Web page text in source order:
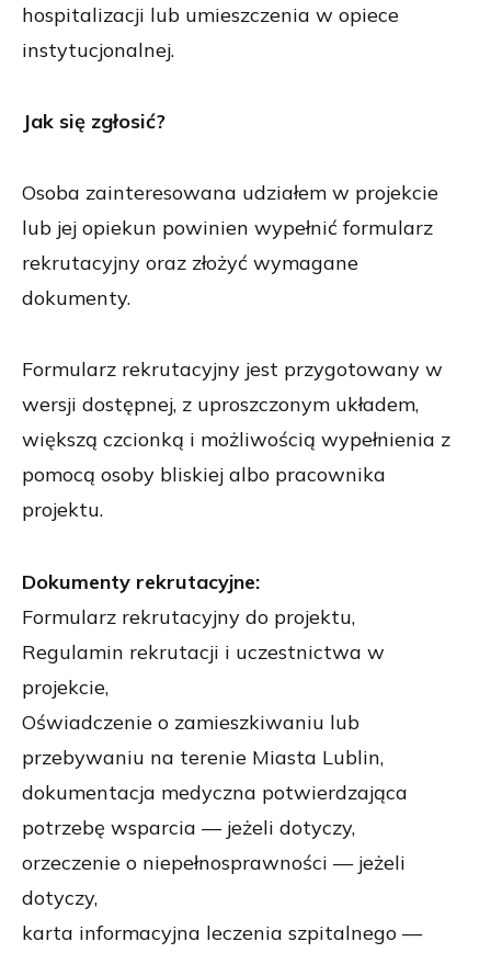
hospitalizacji lub umieszczenia w opiece
instytucjonalnej.
Jak się zgłosić?
Osoba zainteresowana udziałem w projekcie
lub jej opiekun powinien wypełnić formularz
rekrutacyjny oraz złożyć wymagane
dokumenty.
Formularz rekrutacyjny jest przygotowany w
wersji dostępnej, z uproszczonym układem,
większą czcionką i możliwością wypełnienia z
pomocą osoby bliskiej albo pracownika
projektu.
Dokumenty rekrutacyjne:
Formularz rekrutacyjny do projektu,
Regulamin rekrutacji i uczestnictwa w
projekcie,
Oświadczenie o zamieszkiwaniu lub
przebywaniu na terenie Miasta Lublin,
dokumentacja medyczna potwierdzająca
potrzebę wsparcia — jeżeli dotyczy,
orzeczenie o niepełnosprawności — jeżeli
dotyczy,
karta informacyjna leczenia szpitalnego —